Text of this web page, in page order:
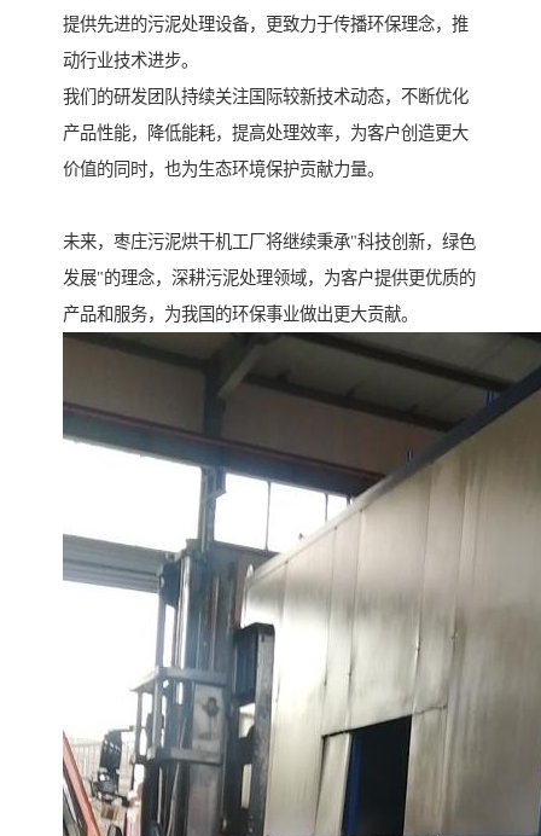
提供先进的污泥处理设备，更致力于传播环保理念，推
动行业技术进步。
我们的研发团队持续关注国际较新技术动态，不断优化
产品性能，降低能耗，提高处理效率，为客户创造更大
价值的同时，也为生态环境保护贡献力量。
未来，枣庄污泥烘干机工厂将继续秉承"科技创新，绿色
发展"的理念，深耕污泥处理领域，为客户提供更优质的
产品和服务，为我国的环保事业做出更大贡献。